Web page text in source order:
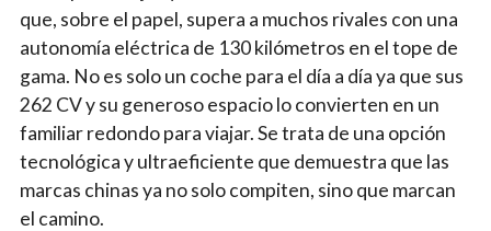
que, sobre el papel, supera a muchos rivales con una
autonomía eléctrica de 130 kilómetros en el tope de
gama. No es solo un coche para el día a día ya que sus
262 CV y su generoso espacio lo convierten en un
familiar redondo para viajar. Se trata de una opción
tecnológica y ultraeficiente que demuestra que las
marcas chinas ya no solo compiten, sino que marcan
el camino.